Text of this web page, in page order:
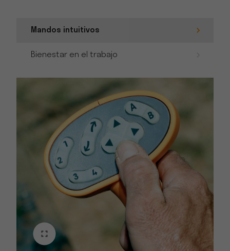
Mandos intuitivos
Bienestar en el trabajo